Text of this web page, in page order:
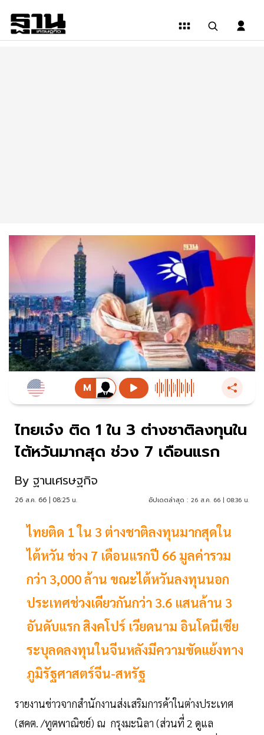
ไทยเจ๋ง ติด 1 ใน 3 ต่างชาติลงทุนใน
ไต้หวันมากสุด ช่วง 7 เดือนแรก
By ฐานเศรษฐกิจ
26 ส.ค. 66 | 08:25 น. อัปเดตล่าสุด : 26 ส.ค. 66 | 08:36 น.
ไทยติด 1 ใน 3 ต่างชาติลงทุนมากสุดใน
ไต้หวัน ช่วง 7 เดือนแรกปี 66 มูลค่ารวม
กว่า 3,000 ล้าน ขณะไต้หวันลงทุนนอก
ประเทศช่วงเดียวกันกว่า 3.6 แสนล้าน 3
อันดับแรก สิงคโปร์ เวียดนาม อินโดนีเซีย
ระบุลดลงทุนในจีนหลังมีความขัดแย้งทาง
ภูมิรัฐศาสตร์จีน-สหรัฐ
รายงานข่าวจากสำนักงานส่งเสริมการค้าในต่างประเทศ
(สคต. /ทูตพาณิชย์) ณ กรุงมะนิลา (ส่วนที่ 2 ดูแล